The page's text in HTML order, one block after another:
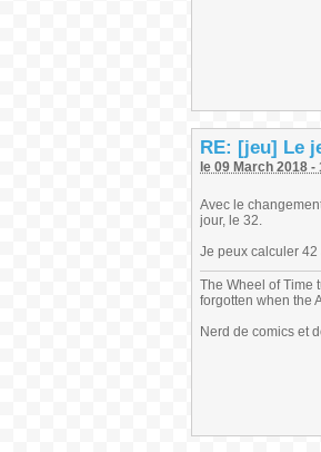
RE: [jeu] Le
le 09 March 2018 -
Avec le
jour, le 32.
Je peux calculer
The Wheel of Time
forgotten when the
Nerd de comics et